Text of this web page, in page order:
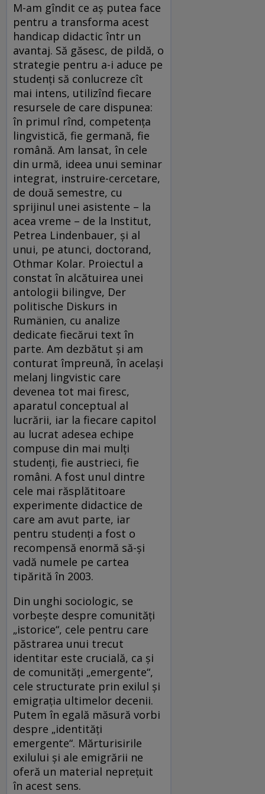
M-am gîndit ce aș putea face
pentru a transforma acest
handicap didactic într un
avantaj. Să găsesc, de pildă, o
strategie pentru a-i aduce pe
studenți să conlucreze cît
mai intens, utilizînd fiecare
resursele de care dispunea:
în primul rînd, competența
lingvistică, fie germană, fie
română. Am lansat, în cele
din urmă, ideea unui seminar
integrat, instruire-cercetare,
de două semestre, cu
sprijinul unei asistente – la
acea vreme – de la Institut,
Petrea Lindenbauer, și al
unui, pe atunci, doctorand,
Othmar Kolar. Proiectul a
constat în alcătuirea unei
antologii bilingve, Der
politische Diskurs in
Rumänien, cu analize
dedicate fiecărui text în
parte. Am dezbătut și am
conturat împreună, în același
melanj lingvistic care
devenea tot mai firesc,
aparatul conceptual al
lucrării, iar la fiecare capitol
au lucrat adesea echipe
compuse din mai mulți
studenți, fie austrieci, fie
români. A fost unul dintre
cele mai răsplătitoare
experimente didactice de
care am avut parte, iar
pentru studenți a fost o
recompensă enormă să-și
vadă numele pe cartea
tipărită în 2003.
Din unghi sociologic, se
vorbește despre comunități
„istorice“, cele pentru care
păstrarea unui trecut
identitar este crucială, ca și
de comunități „emergente“,
cele structurate prin exilul și
emigrația ultimelor decenii.
Putem în egală măsură vorbi
despre „identități
emergente“. Mărturisirile
exilului și ale emigrării ne
oferă un material neprețuit
în acest sens.